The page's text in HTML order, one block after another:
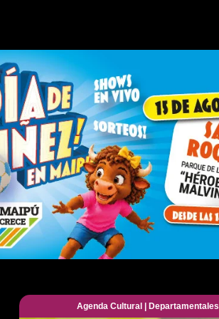
Agenda Cultural| Departamentales